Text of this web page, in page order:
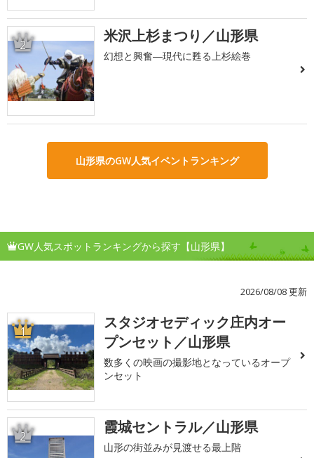
2 米沢上杉まつり／山形県
幻想と興奮―現代に甦る上杉絵巻
山形県のGW人気イベントランキング
GW人気スポットランキングから探す【山形県】
2026/08/08 更新
1
スタジオセディック庄内オー
プンセット／山形県
数多くの映画の撮影地となっているオープ
ンセット
2 霞城セントラル／山形県
山形の街並みが見渡せる最上階